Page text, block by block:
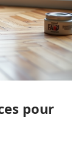
pour